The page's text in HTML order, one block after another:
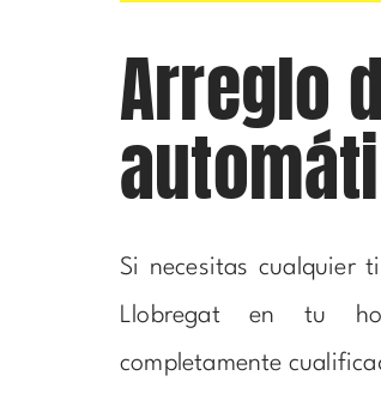
Arreglo
Si necesitas cualquier
Llobregat en tu
completamente